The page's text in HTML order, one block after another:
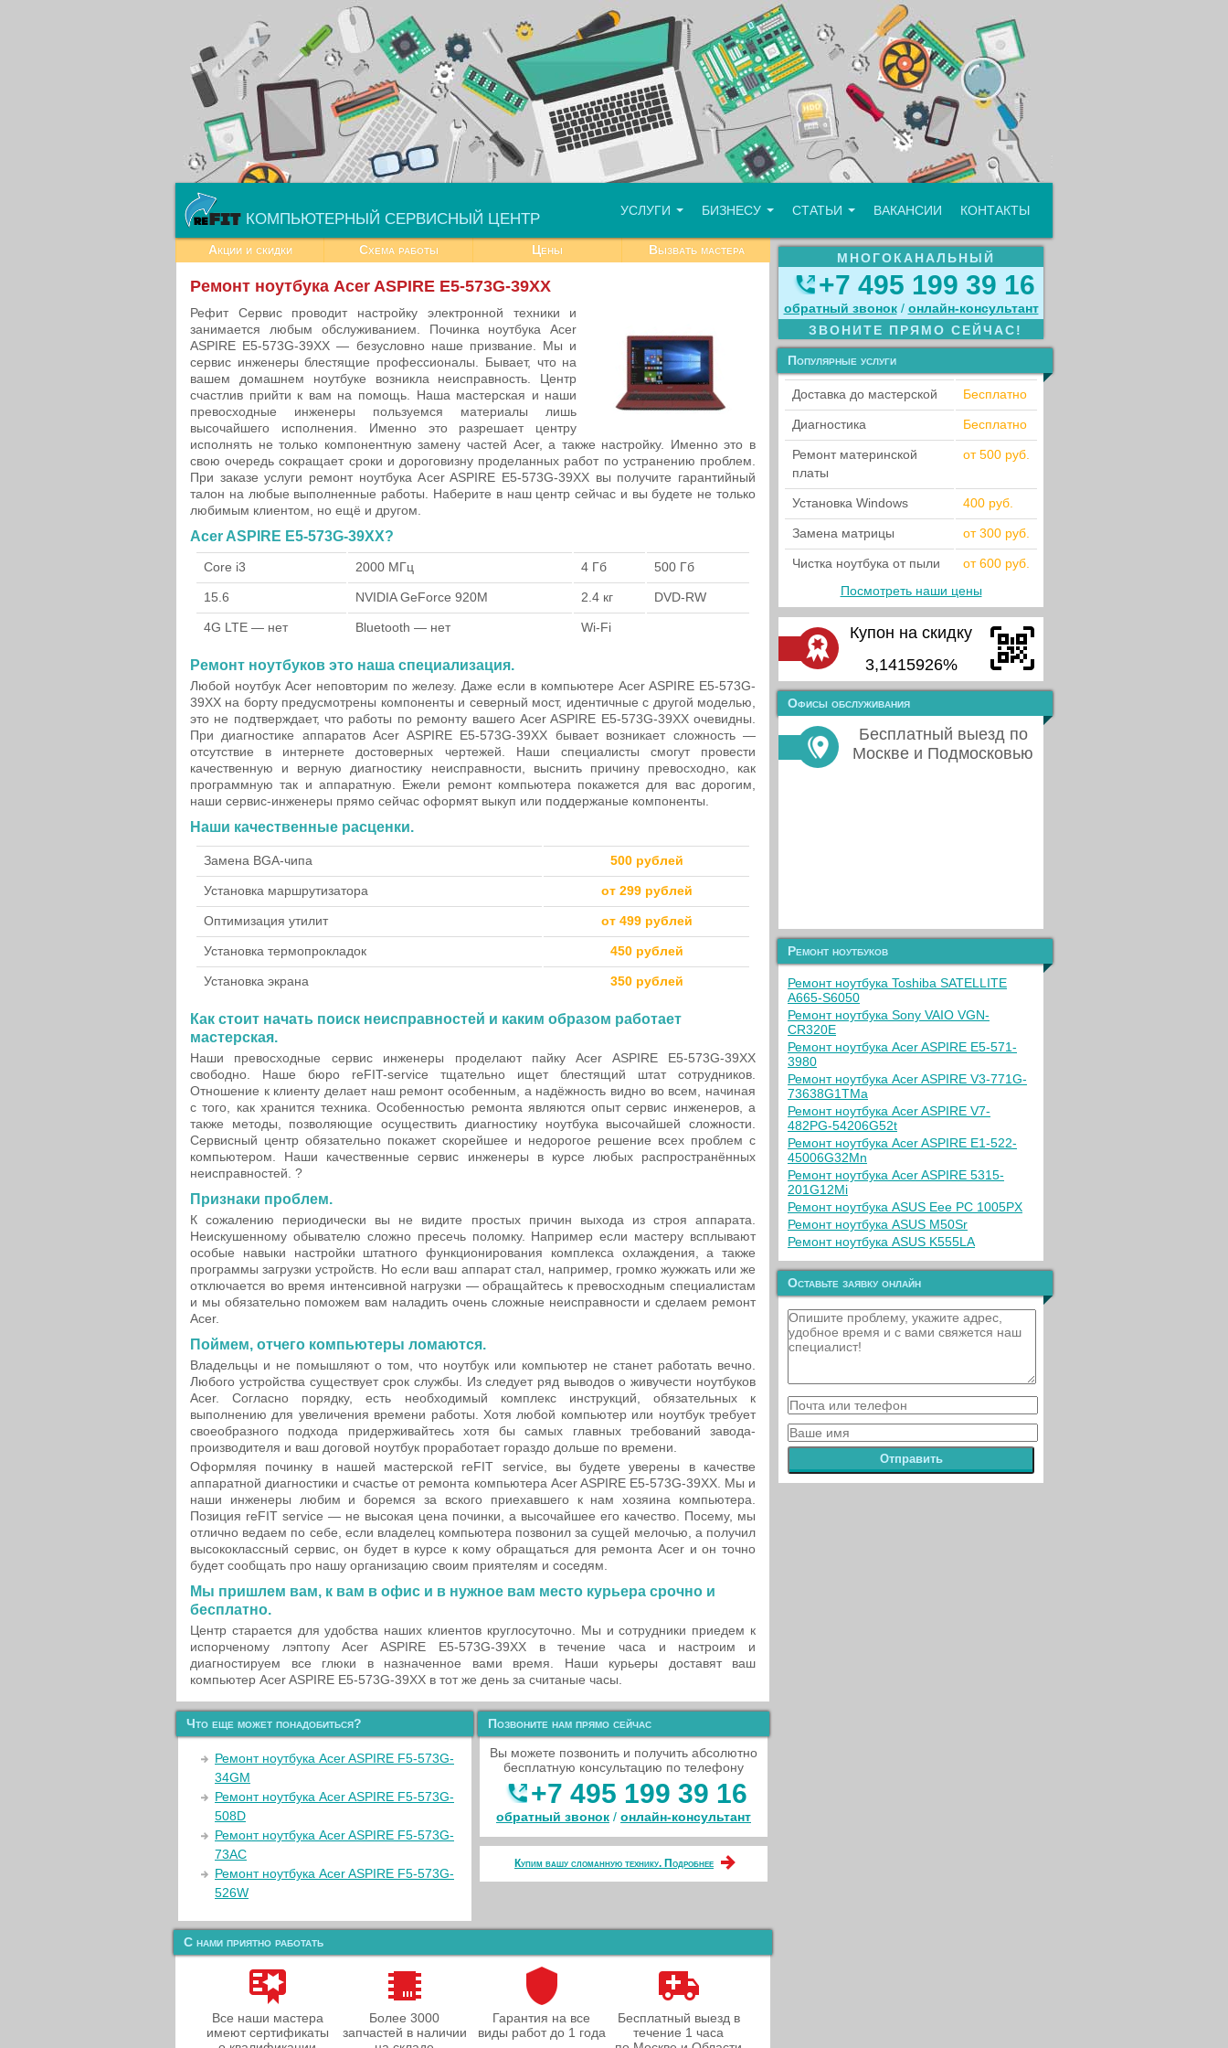
КОМПЬЮТЕРНЫЙ СЕРВИСНЫЙ ЦЕНТР УСЛУГИ БИЗНЕСУ СТАТЬИ ВАКАНСИИ КОНТАКТЫ
Акции и скидки Схема работы Цены Вызвать мастера
Ремонт ноутбука Acer ASPIRE E5-573G-39XX
Рефит Сервис проводит настройку электронной техники и
занимается любым обслуживанием. Починка ноутбука Acer
ASPIRE E5-573G-39XX — безусловно наше призвание. Мы и
сервис инженеры блестящие профессионалы. Бывает, что на
вашем домашнем ноутбуке возникла неисправность. Центр
счастлив прийти к вам на помощь. Наша мастерская и наши
превосходные инженеры пользуемся материалы лишь
высочайшего исполнения. Именно это разрешает центру
исполнять не только компонентную замену частей Acer, а также настройку. Именно это в
свою очередь сокращает сроки и дороговизну проделанных работ по устранению проблем.
При заказе услуги ремонт ноутбука Acer ASPIRE E5-573G-39XX вы получите гарантийный
талон на любые выполненные работы. Наберите в наш центр сейчас и вы будете не только
любимым клиентом, но ещё и другом.
Acer ASPIRE E5-573G-39XX?
Core i3 2000 МГц 4 Гб 500 Гб
15.6 NVIDIA GeForce 920M 2.4 кг DVD-RW
4G LTE — нет Bluetooth — нет Wi-Fi
Ремонт ноутбуков это наша специализация.
Любой ноутбук Acer неповторим по железу. Даже если в компьютере Acer ASPIRE E5-573G-
39XX на борту предусмотрены компоненты и северный мост, идентичные с другой моделью,
это не подтверждает, что работы по ремонту вашего Acer ASPIRE E5-573G-39XX очевидны.
При диагностике аппаратов Acer ASPIRE E5-573G-39XX бывает возникает сложность —
отсутствие в интернете достоверных чертежей. Наши специалисты смогут провести
качественную и верную диагностику неисправности, выснить причину превосходно, как
программную так и аппаратную. Ежели ремонт компьютера покажется для вас дорогим,
наши сервис-инженеры прямо сейчас оформят выкуп или поддержаные компоненты.
Наши качественные расценки.
Замена BGA-чипа 500 рублей
Установка маршрутизатора от 299 рублей
Оптимизация утилит от 499 рублей
Установка термопрокладок 450 рублей
Установка экрана 350 рублей
Как стоит начать поиск неисправностей и каким образом работает
мастерская.
Наши превосходные сервис инженеры проделают пайку Acer ASPIRE E5-573G-39XX
свободно. Наше бюро reFIT-service тщательно ищет блестящий штат сотрудников.
Отношение к клиенту делает наш ремонт особенным, а надёжность видно во всем, начиная
с того, как хранится техника. Особенностью ремонта являются опыт сервис инженеров, а
также методы, позволяющие осуществить диагностику ноутбука высочайшей сложности.
Сервисный центр обязательно покажет скорейшее и недорогое решение всех проблем с
компьютером. Наши качественные сервис инженеры в курсе любых распространённых
неисправностей. ?
Признаки проблем.
К сожалению периодически вы не видите простых причин выхода из строя аппарата.
Неискушенному обывателю сложно пресечь поломку. Например если мастеру всплывают
особые навыки настройки штатного функционирования комплекса охлаждения, а также
программы загрузки устройств. Но если ваш аппарат стал, например, громко жужжать или же
отключается во время интенсивной нагрузки — обращайтесь к превосходным специалистам
и мы обязательно поможем вам наладить очень сложные неисправности и сделаем ремонт
Acer.
Поймем, отчего компьютеры ломаются.
Владельцы и не помышляют о том, что ноутбук или компьютер не станет работать вечно.
Любого устройства существует срок службы. Из следует ряд выводов о живучести ноутбуков
Acer. Согласно порядку, есть необходимый комплекс инструкций, обязательных к
выполнению для увеличения времени работы. Хотя любой компьютер или ноутбук требует
своеобразного подхода придерживайтесь хотя бы самых главных требований завода-
производителя и ваш договой ноутбук проработает гораздо дольше по времени.
Оформляя починку в нашей мастерской reFIT service, вы будете уверены в качестве
аппаратной диагностики и счастье от ремонта компьютера Acer ASPIRE E5-573G-39XX. Мы и
наши инженеры любим и боремся за вского приехавшего к нам хозяина компьютера.
Позиция reFIT service — не высокая цена починки, а высочайшее его качество. Посему, мы
отлично ведаем по себе, если владелец компьютера позвонил за сущей мелочью, а получил
высококлассный сервис, он будет в курсе к кому обращаться для ремонта Acer и он точно
будет сообщать про нашу организацию своим приятелям и соседям.
Мы пришлем вам, к вам в офис и в нужное вам место курьера срочно и
бесплатно.
Центр старается для удобства наших клиентов круглосуточно. Мы и сотрудники приедем к
испорченому лэптопу Acer ASPIRE E5-573G-39XX в течение часа и настроим и
диагностируем все глюки в назначенное вами время. Наши курьеры доставят ваш
компьютер Acer ASPIRE E5-573G-39XX в тот же день за считаные часы.
Что еще может понадобиться?
Ремонт ноутбука Acer ASPIRE F5-573G-
34GM
Ремонт ноутбука Acer ASPIRE F5-573G-
508D
Ремонт ноутбука Acer ASPIRE F5-573G-
73AC
Ремонт ноутбука Acer ASPIRE F5-573G-
526W
Позвоните нам прямо сейчас
Вы можете позвонить и получить абсолютно
бесплатную консультацию по телефону
+7 495 199 39 16
обратный звонок / онлайн‑консультант
Купим вашу сломанную технику. Подробнее
С нами приятно работать
Все наши мастера
имеют сертификаты
Более 3000
запчастей в наличии
Гарантия на все
виды работ до 1 года
Бесплатный выезд в
течение 1 часа
МНОГОКАНАЛЬНЫЙ
+7 495 199 39 16
обратный звонок / онлайн‑консультант
ЗВОНИТЕ ПРЯМО СЕЙЧАС!
Популярные услуги
Доставка до мастерской Бесплатно
Диагностика Бесплатно
Ремонт материнской
платы
от 500 руб.
Установка Windows 400 руб.
Замена матрицы от 300 руб.
Чистка ноутбука от пыли
от 600 руб.
Посмотреть наши цены
Купон на скидку
3,1415926%
Офисы обслуживания
Бесплатный выезд по
Москве и Подмосковью
Ремонт ноутбуков
Ремонт ноутбука Toshiba SATELLITE
A665-S6050
Ремонт ноутбука Sony VAIO VGN-
CR320E
Ремонт ноутбука Acer ASPIRE E5-571-
3980
Ремонт ноутбука Acer ASPIRE V3-771G-
73638G1TMa
Ремонт ноутбука Acer ASPIRE V7-
482PG-54206G52t
Ремонт ноутбука Acer ASPIRE E1-522-
45006G32Mn
Ремонт ноутбука Acer ASPIRE 5315-
201G12Mi
Ремонт ноутбука ASUS Eee PC 1005PX
Ремонт ноутбука ASUS M50Sr
Ремонт ноутбука ASUS K555LA
Оставьте заявку онлайн
Отправить